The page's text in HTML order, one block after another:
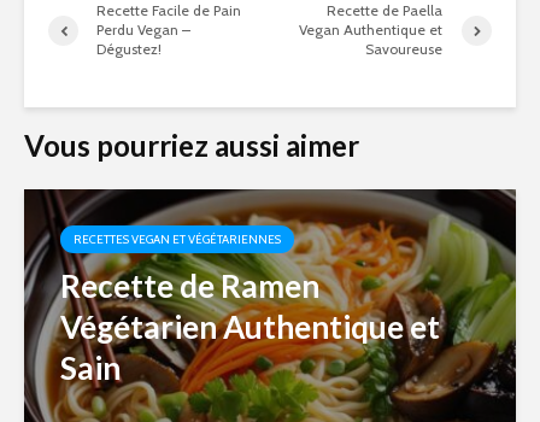
Recette Facile de Pain
Perdu Vegan –
Dégustez!
Recette de Paella
Vegan Authentique et
Savoureuse
Vous pourriez aussi aimer
RECETTES VEGAN ET VÉGÉTARIENNES
Recette de Ramen
Végétarien Authentique et
Sain